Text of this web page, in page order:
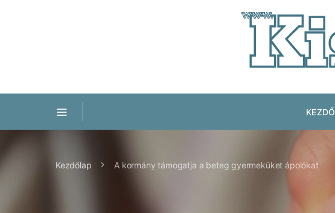
KEZDŐ
Kezdőlap A kormány támogatja a beteg gyermeküket ápolókat